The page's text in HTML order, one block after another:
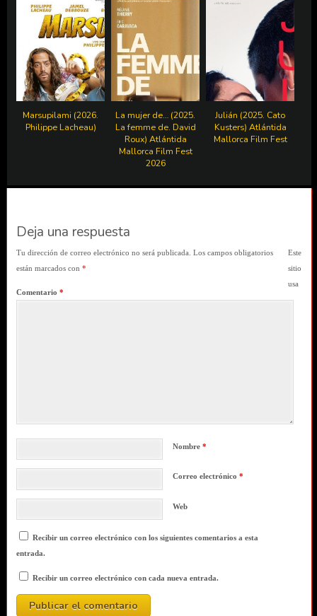
Marsupilami (2026.
Philippe Lacheau)
La mujer de… (2025.
La femme de. David
Roux) Atlántida
Mallorca Film Fest
2026
Julián (2025. Cato
Kusters) Atlántida
Mallorca Film Fest
Deja una respuesta
Tu dirección de correo electrónico no será publicada. Los campos obligatorios
están marcados con *
Comentario *
Nombre *
Correo electrónico *
Web
Recibir un correo electrónico con los siguientes comentarios a esta
entrada.
Recibir un correo electrónico con cada nueva entrada.
Este
sitio
usa